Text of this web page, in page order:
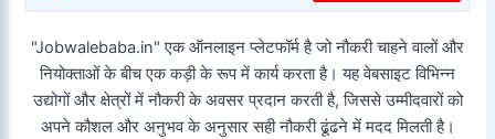
"Jobwalebaba.in" एक ऑनलाइन प्लेटफॉर्म है जो नौकरी चाहने वालों और
नियोक्ताओं के बीच एक कड़ी के रूप में कार्य करता है। यह वेबसाइट विभिन्न
उद्योगों और क्षेत्रों में नौकरी के अवसर प्रदान करती है, जिससे उम्मीदवारों को
अपने कौशल और अनुभव के अनुसार सही नौकरी ढूंढने में मदद मिलती है।